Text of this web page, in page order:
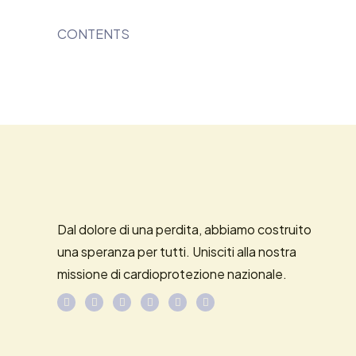
CONTENTS
Dal dolore di una perdita, abbiamo costruito
una speranza per tutti. Unisciti alla nostra
missione di cardioprotezione nazionale.